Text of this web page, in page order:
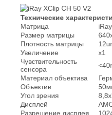
Технические
Матрица
Размер матрицы
Плотность матрицы
Увеличение
x1
Чувствительность
сенсора
Материал объектива
Объектив
Угол зрения
Дисплей
Разрешение дисплея